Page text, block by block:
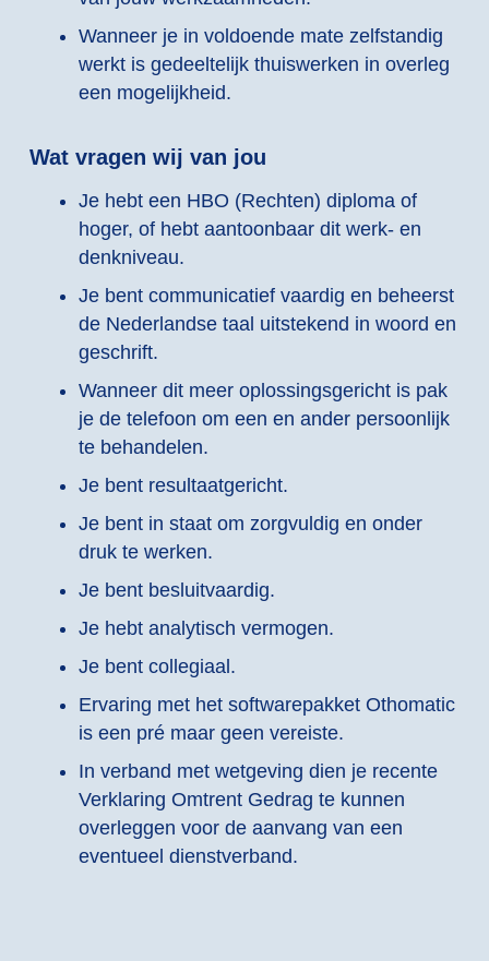
Wanneer je in voldoende mate zelfstandig
werkt is gedeeltelijk thuiswerken in overleg
een mogelijkheid.
Wat vragen wij van jou
Je hebt een HBO (Rechten) diploma of
hoger, of hebt aantoonbaar dit werk- en
denkniveau.
Je bent communicatief vaardig en beheerst
de Nederlandse taal uitstekend in woord en
geschrift.
Wanneer dit meer oplossingsgericht is pak
je de telefoon om een en ander persoonlijk
te behandelen.
Je bent resultaatgericht.
Je bent in staat om zorgvuldig en onder
druk te werken.
Je bent besluitvaardig.
Je hebt analytisch vermogen.
Je bent collegiaal.
Ervaring met het softwarepakket Othomatic
is een pré maar geen vereiste.
In verband met wetgeving dien je recente
Verklaring Omtrent Gedrag te kunnen
overleggen voor de aanvang van een
eventueel dienstverband.